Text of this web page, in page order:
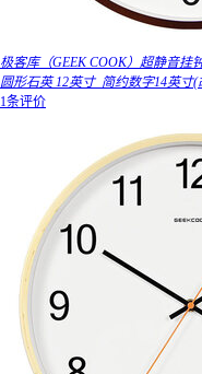
极客库（GEEK COOK）超静音
圆形石英 12英寸_简约数字14英寸(
1条评价